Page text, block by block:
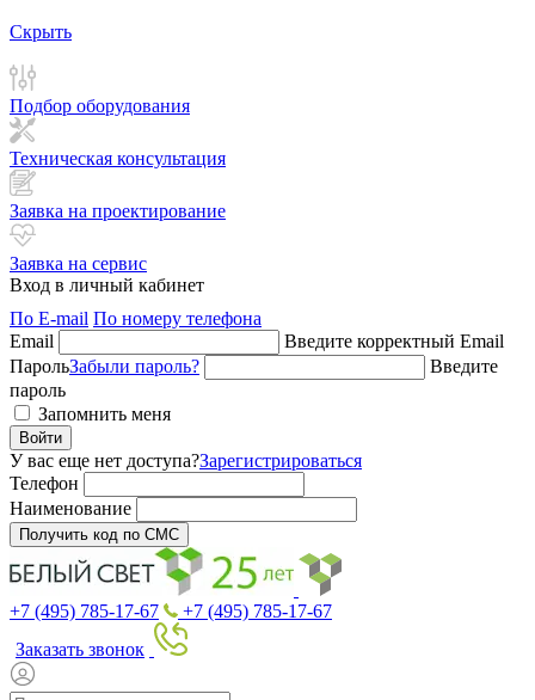
Скрыть
Подбор оборудования
Техническая консультация
Заявка на проектирование
Заявка на сервис
Вход в личный кабинет
По E-mail По номеру телефона
Email
Введите корректный Email
ПарольЗабыли пароль?
Введите
пароль
Запомнить меня
Войти
У вас еще нет доступа?Зарегистрироваться
Телефон
Наименование
Получить код по СМС
+7 (495) 785-17-67
+7 (495) 785-17-67
Заказать звонок